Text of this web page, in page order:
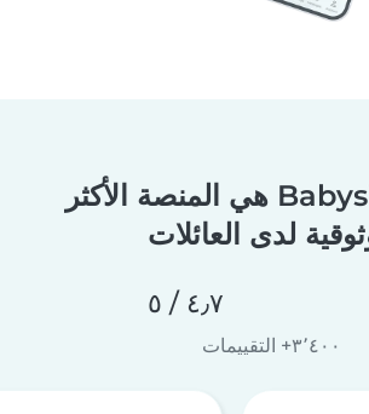
منصة Babysits هي المنصة الأكثر
لدى العائلات
٤٫٧ / ٥
٣٬٤٠٠+ التقييمات